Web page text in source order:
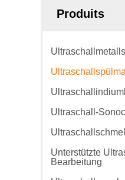
Produits
Ultraschall-
Unterstützte
Bearbeitung